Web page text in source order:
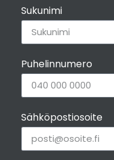
Smidson
Katso lisätiedot
Valmis
Sukunimi
Puhelinnumero
Sähköpostiosoite